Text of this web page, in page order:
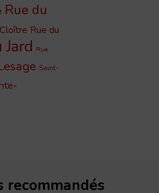
Rue du
Rue du
Jard Rue
Saint-
recommandés